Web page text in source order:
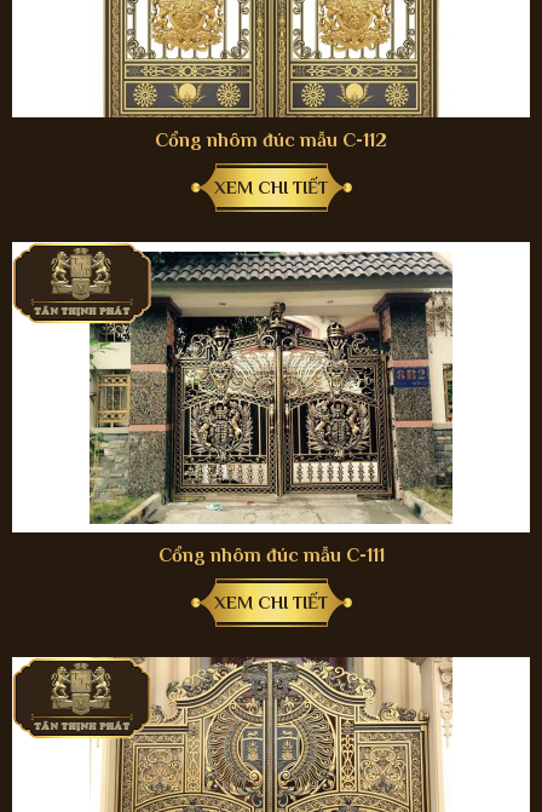
Cổng nhôm đúc mẫu C-112
XEM CHI TIẾT
Cổng nhôm đúc mẫu C-111
XEM CHI TIẾT